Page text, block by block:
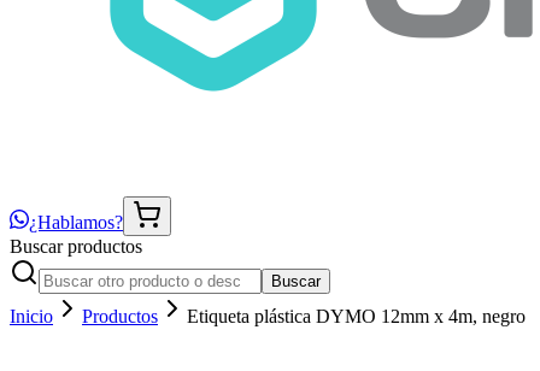
¿Hablamos?
Buscar productos
Buscar
Inicio Productos Etiqueta plástica DYMO 12mm x 4m, negro